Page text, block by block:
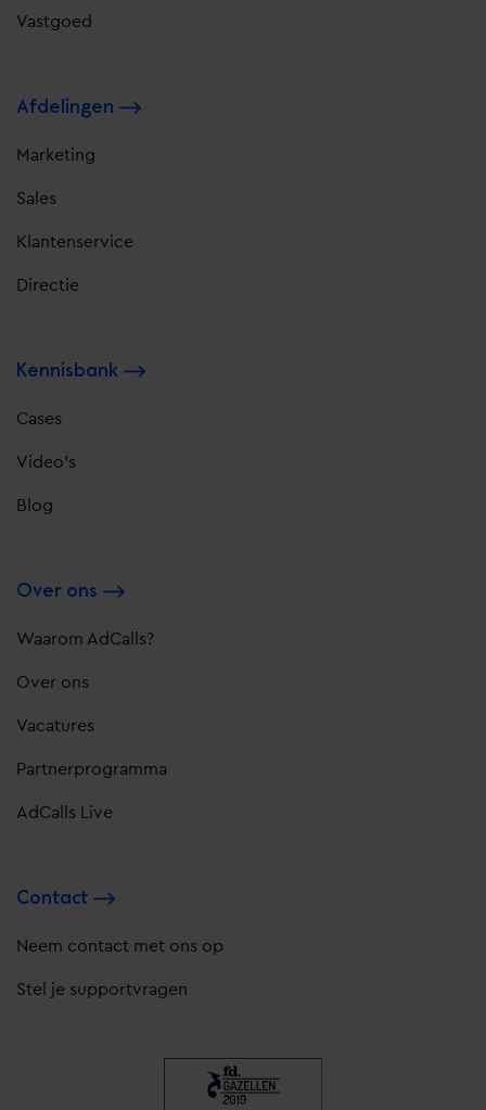
Vastgoed
Afdelingen
Marketing
Sales
Klantenservice
Directie
Kennisbank
Cases
Video's
Blog
Over ons
Waarom AdCalls?
Over ons
Vacatures
Partnerprogramma
AdCalls Live
Contact
Neem contact met ons op
Stel je supportvragen